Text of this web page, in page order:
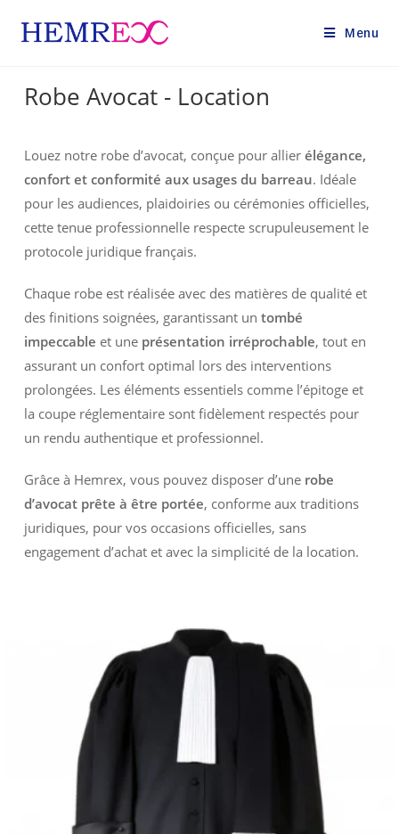
Menu
Robe Avocat - Location
Louez notre robe d’avocat, conçue pour allierélégance,
confort et conformité aux usages du barreau. Idéale
pour les audiences, plaidoiries ou cérémonies officielles,
cette tenue professionnelle respecte scrupuleusement le
protocole juridique français.
Chaque robe est réalisée avec des matières de qualité et
des finitions soignées, garantissant untombé
impeccable et une présentation irréprochable, tout en
assurant un confort optimal lors des interventions
prolongées. Les éléments essentiels comme l’épitoge et
la coupe réglementaire sont fidèlement respectés pour
un rendu authentique et professionnel.
Grâce à Hemrex, vous pouvez disposer d’une robe
d’avocat prête à être portée, conforme aux traditions
juridiques, pour vos occasions officielles, sans
engagement d’achat et avec la simplicité de la location.